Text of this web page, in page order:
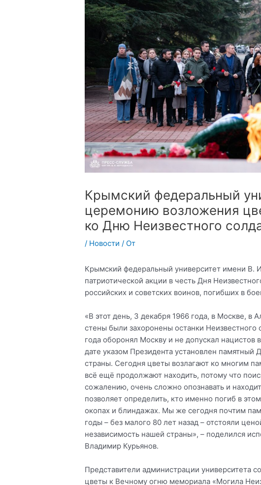
Крымский федеральный
церемонию возложения
ко Дню Неизвестного
/ Новости / От
Крымский федеральный университет имени В.
патриотической акции в честь Дня
российских и советских воинов, погибших в
«В этот день, 3 декабря 1966 года, в Москве, в
стены были захоронены останки Неизвестного
года оборонял Москву и не допускал нацистов
дате указом Президента установлен памятный
страны. Сегодня цветы возлагают ко многим
всё ещё продолжают находить, потому что
сожалению, очень сложно опознавать и
позволяет определить, кто именно погиб в
окопах и блиндажах. Мы же сегодня почтим
годы – без малого 80 лет назад – отстояли
независимость нашей страны», – поделился
Владимир Курьянов.
Представители администрации университета
цветы к Вечному огню мемориала «Могила